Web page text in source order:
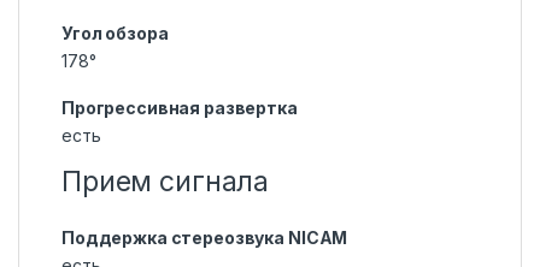
Угол обзора
178°
Прогрессивная развертка
есть
Прием сигнала
Поддержка стереозвука NICAM